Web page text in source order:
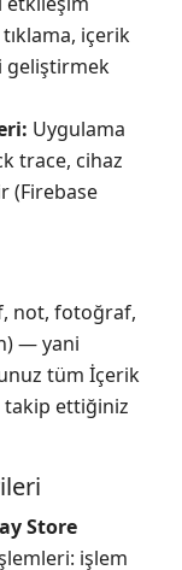
içerik
geliştirmek
Uygulama
trace, cihaz
(Firebase
not, fotoğraf,
— yani
tüm İçerik
takip ettiğiniz
Store
işlem